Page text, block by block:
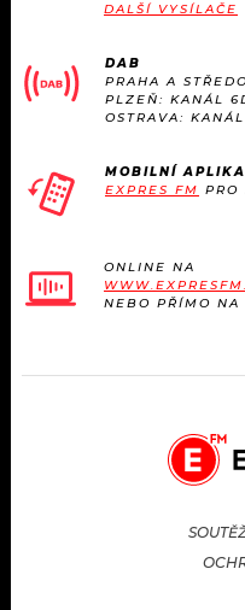
DALŠÍ VYSÍLAČE
DAB
PRAHA A
PLZEŇ: KANÁL
OSTRAVA:
MOBILNÍ
EXPRES FM PRO
ONLINE NA
NEBO PŘÍMO NA